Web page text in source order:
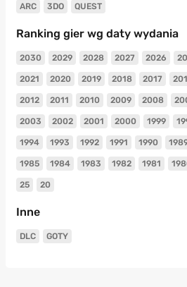
ARC 3DO QUEST
Ranking gier wg daty wydania
2030 2029 2028 2027 2026
2021 2020 2019 2018 2017
2012 2011 2010 2009 2008
2003 2002 2001 2000 1999
1994 1993 1992 1991 1990
1985 1984 1983 1982 1981
25 20
Inne
DLC GOTY